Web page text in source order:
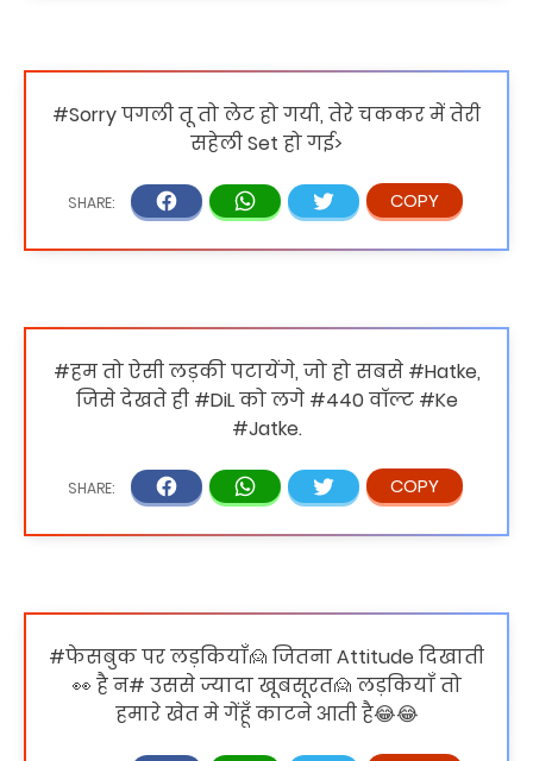
#Sorry पगली तू तो लेट हो गयी, तेरे चककर में तेरी
सहेली Set हो गई>
#हम तो ऐसी लड़की पटायेंगे, जो हो सबसे #Hatke,
जिसे देखते ही #DiL को लगे #440 वॉल्ट #Ke
#Jatke.
#फेसबुक पर लड़कियाँ🙍 जितना Attitude दिखाती
👀 है न# उससे ज्यादा खूबसूरत🙍 लड़कियाँ तो
हमारे खेत मे गेंहूँ काटने आती है😂😂